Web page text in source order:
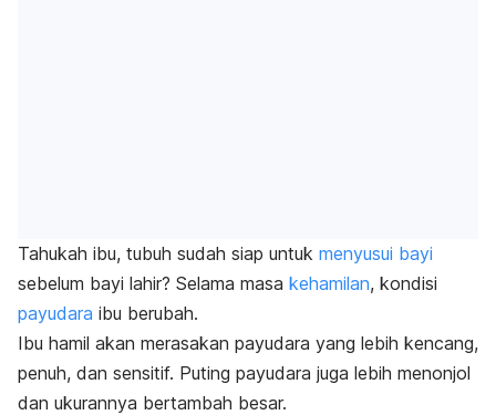
Tahukah ibu, tubuh sudah siap untuk menyusui bayi
sebelum bayi lahir? Selama masa kehamilan, kondisi
payudara ibu berubah.
Ibu hamil akan merasakan payudara yang lebih kencang,
penuh, dan sensitif. Puting payudara juga lebih menonjol
dan ukurannya bertambah besar.